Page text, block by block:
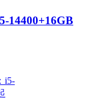
14400+16GB